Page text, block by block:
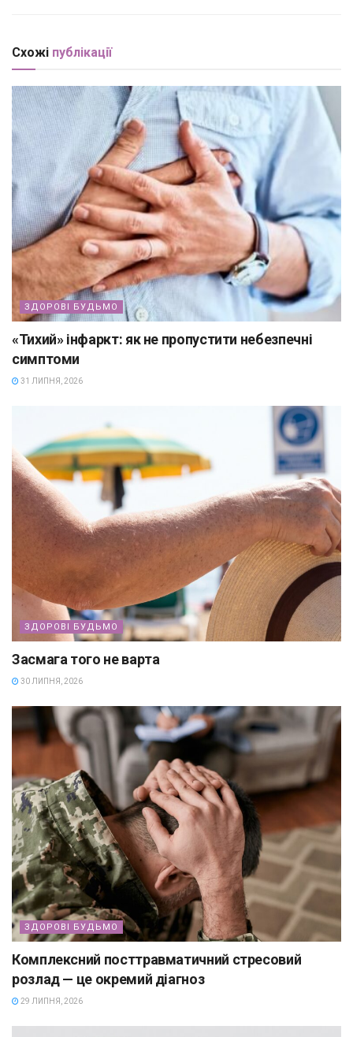
Схожі публікації
ЗДОРОВІ БУДЬМО
«Тихий» інфаркт: як не пропустити небезпечні
симптоми
31 ЛИПНЯ, 2026
ЗДОРОВІ БУДЬМО
Засмага того не варта
30 ЛИПНЯ, 2026
ЗДОРОВІ БУДЬМО
Комплексний посттравматичний стресовий
розлад — це окремий діагноз
29 ЛИПНЯ, 2026